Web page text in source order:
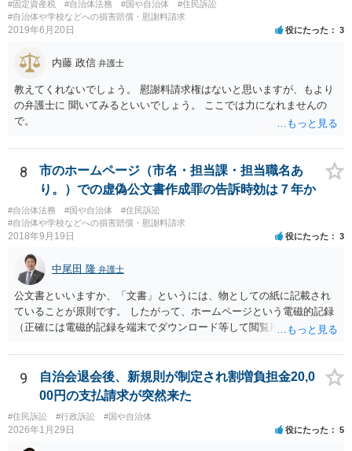
#固定資産税 #自治体法務 #国や自治体
#住民訴訟
#自治体や学校などへの損害賠償・慰謝料請求
2019年6月20日 役にたった 3
内藤 政信 弁護士
教えてくれないでしょう。 慰謝料請求権はないと思いますが、もより
の弁護士に 聞いてみるといいでしょう。 ここでは力になれませんの
で。
8
市のホームページ（市名・担当課・担当職名あ
り。）での虚偽公文書作成罪の告訴時効は７年か
#自治体法務 #国や自治体
#住民訴訟
#自治体や学校などへの損害賠償・慰謝料請求
2018年9月19日 役にたった 3
中尾田 隆 弁護士
公文書といいますか、「文書」というには、物としての紙に記載され
ていることが原則です。 したがって、ホームページという電磁的記録
（正確には電磁的記録を端末でダウンロード等して閲覧用のソフトで
するか否かとなります。 また、自動計算シートが「権利、義務又は事
実証明に関する電磁的記録」に該当するか否かは、具体的な裁判とな
ったときに裁判所がどのように判断するかは予測できません。 私見で
すが、一般論としては、ホームページ上の自動計算シートはあくまで
参考の情報であり、何か手続きをするさいに具体的に算定することに
なると思われますので、「権利、義務又は事実証明に関する電磁的記
9
自治会退会後、新規則が制定され割増負担金20,0
00円の支払請求が突然来た
#住民訴訟 #行政訴訟 #国や自治体
2026年1月29日 役にたった 5